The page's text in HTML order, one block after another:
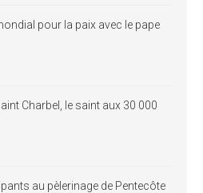
pour la paix avec le pape
Charbel, le saint aux 30 000
au pèlerinage de Pentecôte